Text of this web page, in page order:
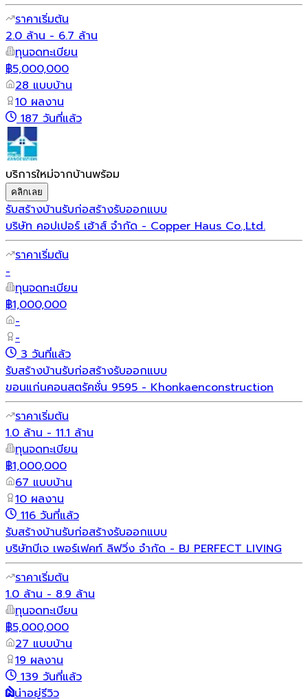
ราคาเริ่มต้น
2.0 ล้าน - 6.7 ล้าน
ทุนจดทะเบียน
฿5,000,000
28 แบบบ้าน
10 ผลงาน
187 วันที่แล้ว
บริการใหม่จากบ้านพร้อม
คลิกเลย
รับสร้างบ้านรับก่อสร้างรับออกแบบ
บริษัท คอปเปอร์ เฮ้าส์ จำกัด - Copper Haus Co.,Ltd.
ราคาเริ่มต้น
-
ทุนจดทะเบียน
฿1,000,000
-
-
3 วันที่แล้ว
รับสร้างบ้านรับก่อสร้างรับออกแบบ
ขอนแก่นคอนสตรัคชั่น 9595 - Khonkaenconstruction
ราคาเริ่มต้น
1.0 ล้าน - 11.1 ล้าน
ทุนจดทะเบียน
฿1,000,000
67 แบบบ้าน
10 ผลงาน
116 วันที่แล้ว
รับสร้างบ้านรับก่อสร้างรับออกแบบ
บริษัทบีเจ เพอร์เฟคท์ ลิฟวิ่ง จำกัด - BJ PERFECT LIVING
ราคาเริ่มต้น
1.0 ล้าน - 8.9 ล้าน
ทุนจดทะเบียน
฿5,000,000
27 แบบบ้าน
19 ผลงาน
139 วันที่แล้ว
น่าอยู่รีวิว